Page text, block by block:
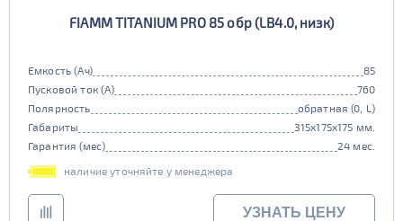
FIAMM TITANIUM PRO 85 обр (LB4.0, низк)
Емкость (Ач)
85
Пусковой ток (А)
760
Полярность
обратная (0, L)
Габариты
315x175x175 мм.
Гарантия (мес)
24 мес.
наличие уточняйте у менеджера
УЗНАТЬ ЦЕНУ